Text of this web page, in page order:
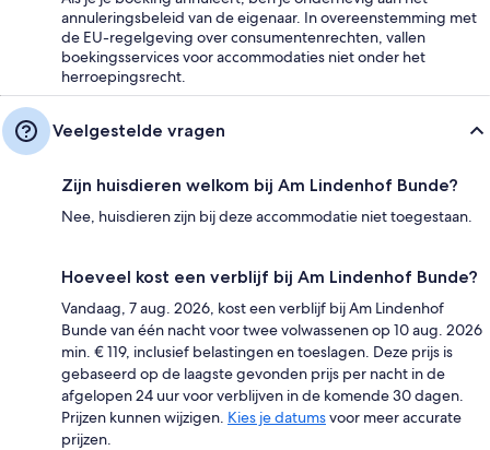
annuleringsbeleid van de eigenaar. In overeenstemming met
de EU-regelgeving over consumentenrechten, vallen
boekingsservices voor accommodaties niet onder het
herroepingsrecht.
Veelgestelde vragen
Zijn huisdieren welkom bij Am Lindenhof Bunde?
Nee, huisdieren zijn bij deze accommodatie niet toegestaan.
Hoeveel kost een verblijf bij Am Lindenhof Bunde?
Vandaag, 7 aug. 2026, kost een verblijf bij Am Lindenhof
Bunde van één nacht voor twee volwassenen op 10 aug. 2026
min. € 119, inclusief belastingen en toeslagen. Deze prijs is
gebaseerd op de laagste gevonden prijs per nacht in de
afgelopen 24 uur voor verblijven in de komende 30 dagen.
Prijzen kunnen wijzigen. Kies je datumsvoor meer accurate
prijzen.